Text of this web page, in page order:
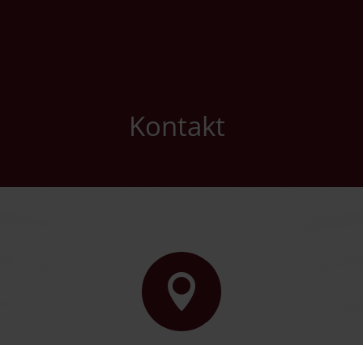
Kontakt
